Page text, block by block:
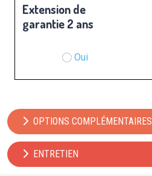
Extension de
garantie 2 ans
Oui
OPTIONS COMPLÉMENTAIRES
ENTRETIEN